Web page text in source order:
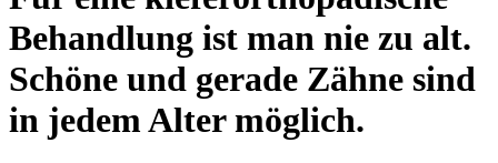
Behandlung ist man nie zu alt.
Schöne und gerade Zähne sind
in jedem Alter möglich.